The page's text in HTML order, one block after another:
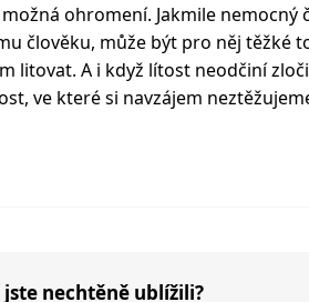
ohromení. Jakmile nemocný
člověku, může být pro něj těžké
litovat. A i když lítost neodčiní
ve které si navzájem
nechtěně ublížili?